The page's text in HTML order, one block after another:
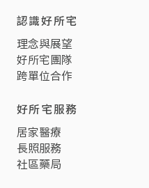
認識好所宅
理念與展望
好所宅團隊
跨單位合作
好所宅服務
居家醫療
長照服務
社區藥局